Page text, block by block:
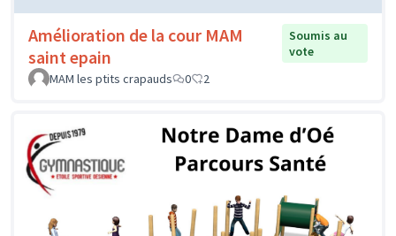
Amélioration de la cour MAM
saint epain
Soumis au
vote
MAM les ptits crapauds
0 2